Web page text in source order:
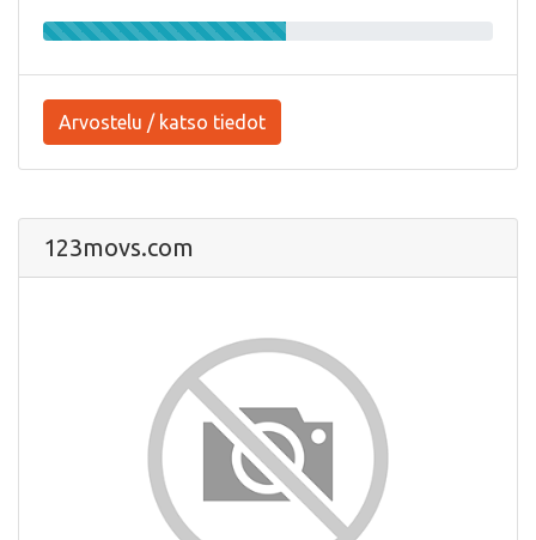
Arvostelu / katso tiedot
123movs.com